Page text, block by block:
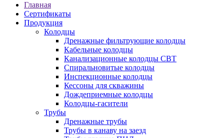
Главная
Сертификаты
Продукция
Колодцы
Дренажные фильтрующие колодцы
Кабельные колодцы
Канализационные колодцы СВТ
Спиральновитые колодцы
Инспекционные колодцы
Кессоны для скважины
Дождеприемные колодцы
Колодцы-гасители
Трубы
Дренажные трубы
Трубы в канаву на заезд